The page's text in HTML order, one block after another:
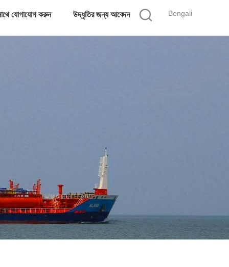
Bengali
যোগাযোগ করুন উদ্ধৃতির জন্য আবেদন